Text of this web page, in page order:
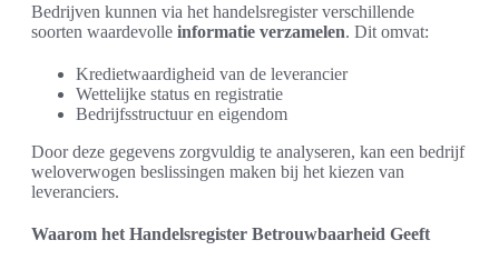
Bedrijven kunnen via het handelsregister verschillende
soorten waardevolle informatie verzamelen. Dit omvat:
Kredietwaardigheid van de leverancier
Wettelijke status en registratie
Bedrijfsstructuur en eigendom
Door deze gegevens zorgvuldig te analyseren, kan een bedrijf
weloverwogen beslissingen maken bij het kiezen van
leveranciers.
Waarom het Handelsregister Betrouwbaarheid Geeft